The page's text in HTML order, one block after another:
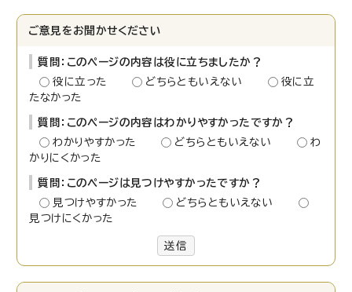
ご意見をお聞かせください
質問：このページの内容は役に立ちましたか？
役に立った
どちらともいえない
役に立
たなかった
質問：このページの内容はわかりやすかったですか？
わかりやすかった
どちらともいえない
わ
かりにくかった
質問：このページは見つけやすかったですか？
見つけやすかった
どちらともいえない
見つけにくかった
送信